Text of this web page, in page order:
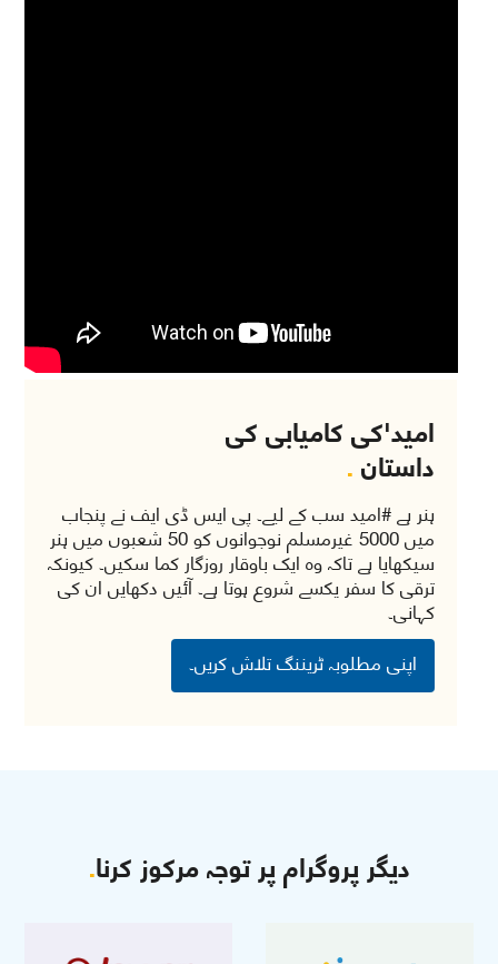
امید'کی کامیابی کی
داستان.
ہنر ہے #امید سب کے لیے۔ پی ایس ڈی ایف نے پنجاب
میں 5000 غیرمسلم نوجوانوں کو 50 شعبوں میں ہنر
سیکھایا ہے تاکہ وہ ایک باوقار روزگار کما سکیں۔ کیونکہ
ترقی کا سفر یکسے شروع ہوتا ہے۔ آئیں دکھایں ان کی
کہانی۔
اپنی مطلوبہ ٹریننگ تلاش کریں۔
دیگر پروگرام پر توجہ مرکوز کرنا.